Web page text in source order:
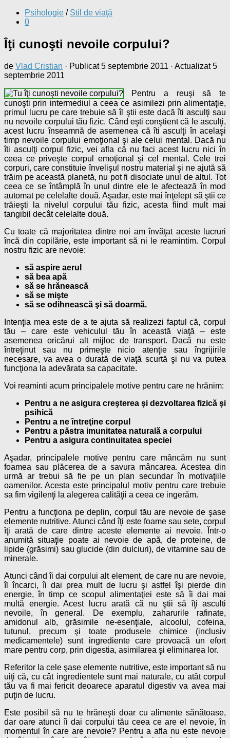
Psihologie / Stil de viaţă
0
Îţi cunoşti nevoile corpului?
de Vlad Cristian · Publicat5 septembrie 2011 · Actualizat5
septembrie 2011
Pentru a reuşi să te
cunoşti prin intermediul a ceea ce asimilezi prin alimentaţie,
primul lucru pe care trebuie să îl ştii este dacă îti asculţi sau
nu nevoile corpului tău fizic. Când eşti conştient că le asculţi,
acest lucru înseamnă de asemenea că îti asculţi în acelaşi
timp nevoile corpului emoţional şi ale celui mental. Dacă nu
îti asculţi corpul fizic, vei afla că nu faci acest lucru nici în
ceea ce priveşte corpul emoţional şi cel mental. Cele trei
corpuri, care constituie învelişul nostru material şi ne ajută să
trăim pe această planetă, nu pot fi disociate unul de altul. Tot
ceea ce se întâmplă în unul dintre ele le afectează în mod
automat pe celelalte două. Aşadar, este mai înţelept să ştii ce
trăieşti la nivelul corpului tău fizic, acesta fiind mult mai
tangibil decât celelalte două.
Cu toate că majoritatea dintre noi am învăţat aceste lucruri
încă din copilărie, este important să ni le reamintim. Corpul
nostru fizic are nevoie:
să aspire aerul
să bea apă
să se hrănească
să se mişte
să se odihnească şi să doarmă.
Intenţia mea este de a te ajuta să realizezi faptul că, corpul
tău – care este vehiculul tău în această viaţă – este
asemenea oricărui alt mijloc de transport. Dacă nu este
întreţinut sau nu primeşte nicio atenţie sau îngrijirile
necesare, va avea o durată de viaţă scurtă şi nu va putea
funcţiona la adevărata sa capacitate.
Voi reaminti acum principalele motive pentru care ne hrănim:
Pentru a ne asigura creşterea şi dezvoltarea fizică şi
psihică
Pentru a ne întreţine corpul
Pentru a păstra imunitatea naturală a corpului
Pentru a asigura continuitatea speciei
Aşadar, principalele motive pentru care mâncăm nu sunt
foamea sau plăcerea de a savura mâncarea. Acestea din
urmă ar trebui să fie pe un plan secundar în motivaţiile
oamenilor. Acesta este principalul motiv pentru care trebuie
sa fim vigilenţi la alegerea calităţii a ceea ce ingerăm.
Pentru a funcţiona pe deplin, corpul tău are nevoie de şase
elemente nutritive. Atunci când îţi este foame sau sete, corpul
îţi arată de care dintre aceste elemente ai nevoie. Într-o
anumită situaţie poate ai nevoie de apă, de proteine, de
lipide (grăsimi) sau glucide (din dulciuri), de vitamine sau de
minerale.
Atunci când îi dai corpului alt element, de care nu are nevoie,
îl încarci, îi dai prea mult de lucru şi astfel îşi pierde din
energie, în timp ce scopul alimentaţiei este să îi dai mai
multă energie. Acest lucru arată că nu ştii să îţi asculti
nevoile, în general. De exemplu, zaharurile rafinate,
amidonul alb, grăsimile ne-esenţiale, alcoolul, cofeina,
tutunul, precum şi toate produsele chimice (inclusiv
medicamentele) sunt ingrediente care provoacă un efort
mare pentru corp, prin digestia, asimilarea şi eliminarea lor.
Referitor la cele şase elemente nutritive, este important să nu
uiţi că, cu cât ingredientele sunt mai naturale, cu atât corpul
tău va fi mai fericit deoarece aparatul digestiv va avea mai
puţin de lucru.
Este posibil să nu te hrăneşti doar cu alimente sănătoase,
dar oare atunci îi dai corpului tău ceea ce are el nevoie, în
momentul în care are nevoie? Pentru a afla nu este nevoie